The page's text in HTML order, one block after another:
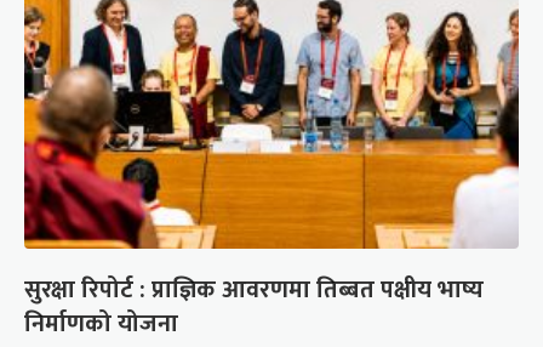
सुरक्षा रिपोर्ट : प्राज्ञिक आवरणमा तिब्बत पक्षीय भाष्य
निर्माणको योजना